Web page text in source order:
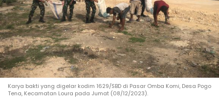
Karya bakti yang digelar kodim 1629/SBD di Pasar Omba Komi, Desa Pogo
Tena, Kecamatan Loura pada Jumat (08/12/2023).